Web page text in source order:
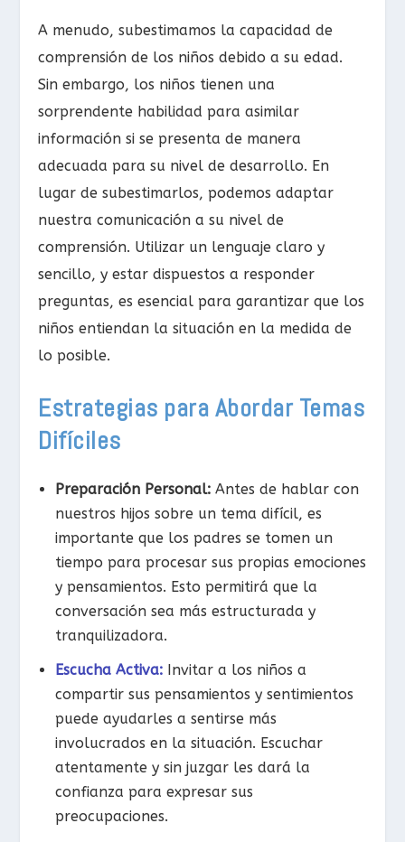
A menudo, subestimamos la capacidad de
comprensión de los niños debido a su edad.
Sin embargo, los niños tienen una
sorprendente habilidad para asimilar
información si se presenta de manera
adecuada para su nivel de desarrollo. En
lugar de subestimarlos, podemos adaptar
nuestra comunicación a su nivel de
comprensión. Utilizar un lenguaje claro y
sencillo, y estar dispuestos a responder
preguntas, es esencial para garantizar que los
niños entiendan la situación en la medida de
lo posible.
Estrategias para Abordar Temas
Difíciles
Preparación Personal:Antes de hablar con
nuestros hijos sobre un tema difícil, es
importante que los padres se tomen un
tiempo para procesar sus propias emociones
y pensamientos. Esto permitirá que la
conversación sea más estructurada y
tranquilizadora.
Escucha Activa: Invitar a los niños a
compartir sus pensamientos y sentimientos
puede ayudarles a sentirse más
involucrados en la situación. Escuchar
atentamente y sin juzgar les dará la
confianza para expresar sus
preocupaciones.